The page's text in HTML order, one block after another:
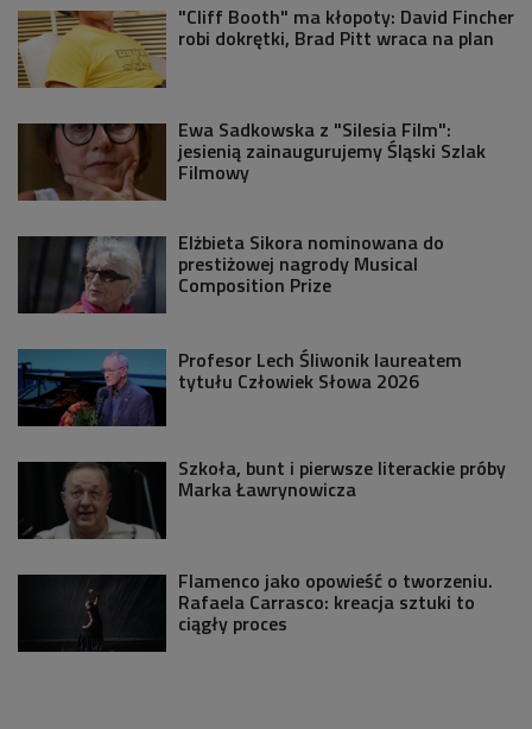
"Cliff Booth" ma kłopoty: David Fincher
robi dokrętki, Brad Pitt wraca na plan
Ewa Sadkowska z "Silesia Film":
jesienią zainaugurujemy Śląski Szlak
Filmowy
Elżbieta Sikora nominowana do
prestiżowej nagrody Musical
Composition Prize
Profesor Lech Śliwonik laureatem
tytułu Człowiek Słowa 2026
Szkoła, bunt i pierwsze literackie próby
Marka Ławrynowicza
Flamenco jako opowieść o tworzeniu.
Rafaela Carrasco: kreacja sztuki to
ciągły proces